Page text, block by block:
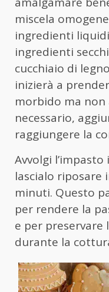
miscela
ingredienti
ingredienti
cucchiaio di
inizierà a
morbido ma non
necessario,
raggiungere la
Avvolgi
lascialo riposare
minuti. Questo
per rendere la
e per
durante la